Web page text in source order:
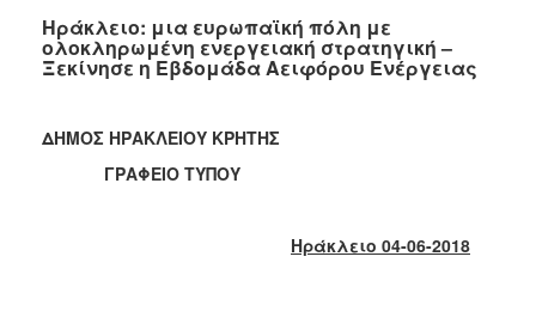
2022
2021
Ηράκλειο: μια ευρωπαϊκή πόλη με
ολοκληρωμένη ενεργειακή στρατηγική –
Ξεκίνησε η Εβδομάδα Αειφόρου Ενέργειας
ΔΗΜΟΣ ΗΡΑΚΛΕΙΟΥ ΚΡΗΤΗΣ
ΓΡΑΦΕΙΟ ΤΥΠΟΥ
Ηράκλειο 04-06-2018